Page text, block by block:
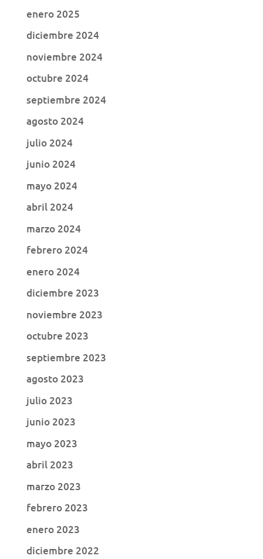
enero 2025
diciembre 2024
noviembre 2024
octubre 2024
septiembre 2024
agosto 2024
julio 2024
junio 2024
mayo 2024
abril 2024
marzo 2024
febrero 2024
enero 2024
diciembre 2023
noviembre 2023
octubre 2023
septiembre 2023
agosto 2023
julio 2023
junio 2023
mayo 2023
abril 2023
marzo 2023
febrero 2023
enero 2023
diciembre 2022